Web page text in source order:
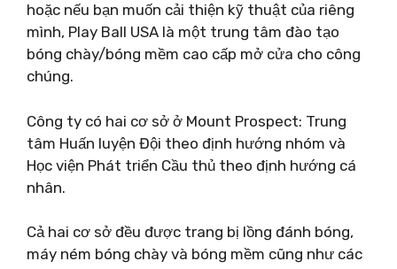
hoặc nếu bạn muốn cải thiện kỹ thuật của riêng
mình, Play Ball USA là một trung tâm đào tạo
bóng chày/bóng mềm cao cấp mở cửa cho công
chúng.
Công ty có hai cơ sở ở Mount Prospect: Trung
tâm Huấn luyện Đội theo định hướng nhóm và
Học viện Phát triển Cầu thủ theo định hướng cá
nhân.
Cả hai cơ sở đều được trang bị lồng đánh bóng,
máy ném bóng chày và bóng mềm cũng như các